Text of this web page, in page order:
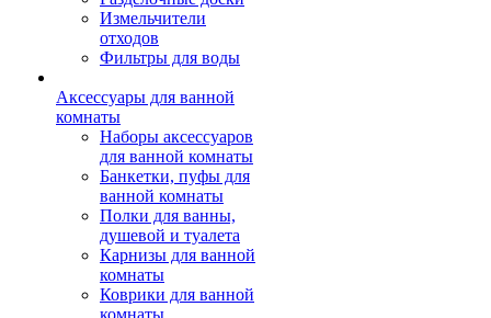
Измельчители
отходов
Фильтры для воды
Аксессуары для ванной
комнаты
Наборы аксессуаров
для ванной комнаты
Банкетки, пуфы для
ванной комнаты
Полки для ванны,
душевой и туалета
Карнизы для ванной
комнаты
Коврики для ванной
комнаты